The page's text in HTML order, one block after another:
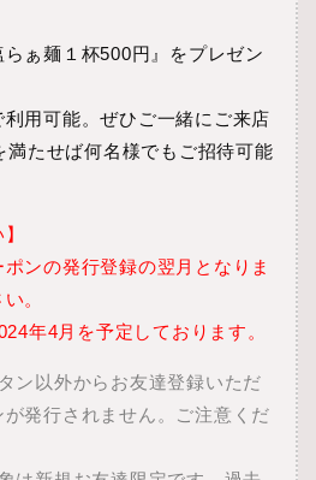
ぁ麺１杯500円』をプレゼン
用可能。ぜひご一緒にご来店
満たせば何名様でもご招待可能
ンの発行登録の翌月となりま
。
年4月を予定しております。
以外からお友達登録いただ
発行されません。ご注意くだ